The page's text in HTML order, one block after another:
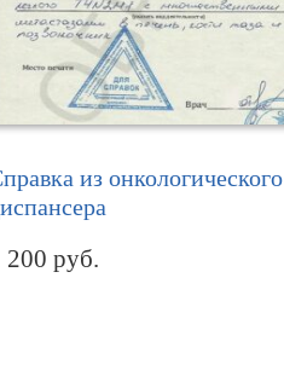
из онкологического
200 руб.